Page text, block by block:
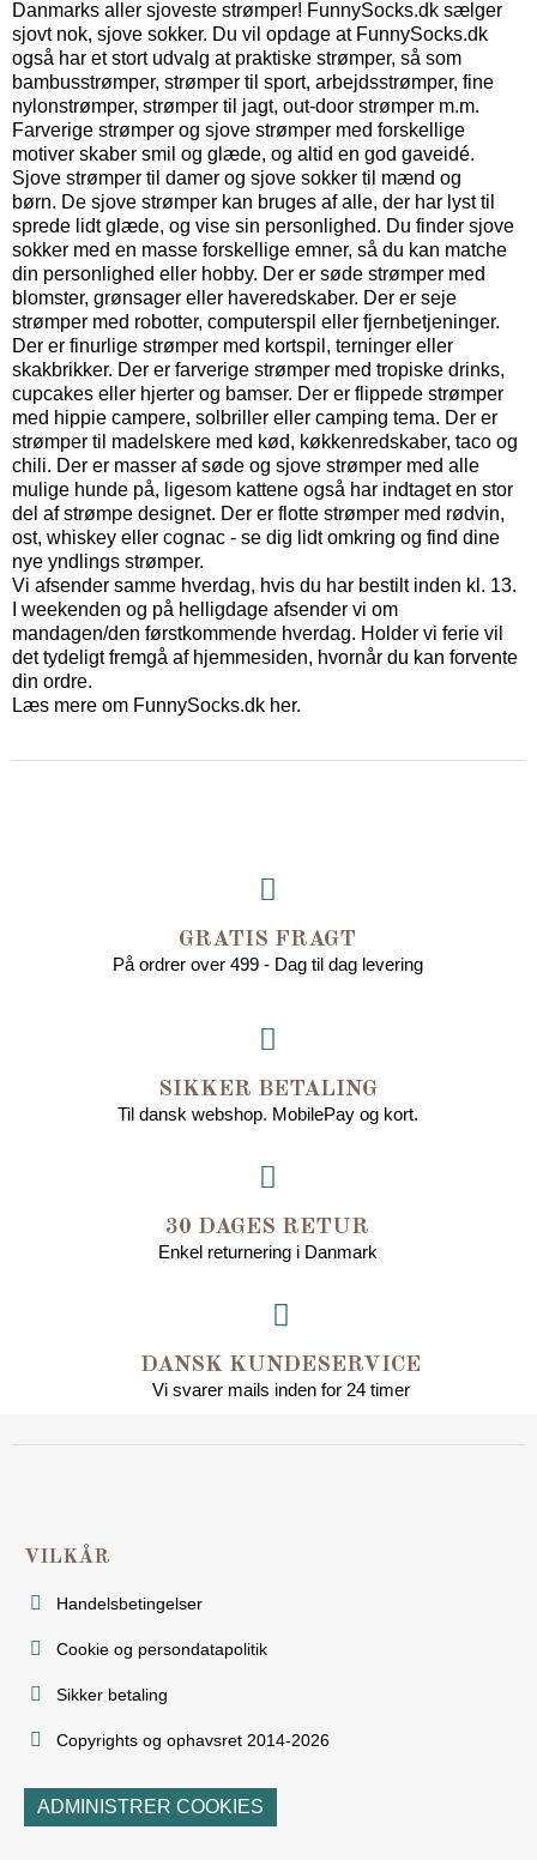
Danmarks aller sjoveste strømper! FunnySocks.dk sælger
sjovt nok, sjove sokker. Du vil opdage at FunnySocks.dk
også har et stort udvalg at praktiske strømper, så som
bambusstrømper, strømper til sport, arbejdsstrømper, fine
nylonstrømper, strømper til jagt, out-door strømper m.m.
Farverige strømper og sjove strømper med forskellige
motiver skaber smil og glæde, og altid en god gaveidé.
Sjove strømper til damer og sjove sokker til mænd og
børn. De sjove strømper kan bruges af alle, der har lyst til
sprede lidt glæde, og vise sin personlighed. Du finder sjove
sokker med en masse forskellige emner, så du kan matche
din personlighed eller hobby. Der er søde strømper med
blomster, grønsager eller haveredskaber. Der er seje
strømper med robotter, computerspil eller fjernbetjeninger.
Der er finurlige strømper med kortspil, terninger eller
skakbrikker. Der er farverige strømper med tropiske drinks,
cupcakes eller hjerter og bamser. Der er flippede strømper
med hippie campere, solbriller eller camping tema. Der er
strømper til madelskere med kød, køkkenredskaber, taco og
chili. Der er masser af søde og sjove strømper med alle
mulige hunde på, ligesom kattene også har indtaget en stor
del af strømpe designet. Der er flotte strømper med rødvin,
ost, whiskey eller cognac - se dig lidt omkring og find dine
nye yndlings strømper.
Vi afsender samme hverdag, hvis du har bestilt inden kl. 13.
I weekenden og på helligdage afsender vi om
mandagen/den førstkommende hverdag. Holder vi ferie vil
det tydeligt fremgå af hjemmesiden, hvornår du kan forvente
din ordre.
Læs mere om FunnySocks.dk her.
GRATIS FRAGT
På ordrer over 499 - Dag til dag levering
SIKKER BETALING
Til dansk webshop. MobilePay og kort.
30 DAGES RETUR
Enkel returnering i Danmark
DANSK KUNDESERVICE
Vi svarer mails inden for 24 timer
VILKÅR
Handelsbetingelser
Cookie og persondatapolitik
Sikker betaling
Copyrights og ophavsret 2014-2026
ADMINISTRER COOKIES